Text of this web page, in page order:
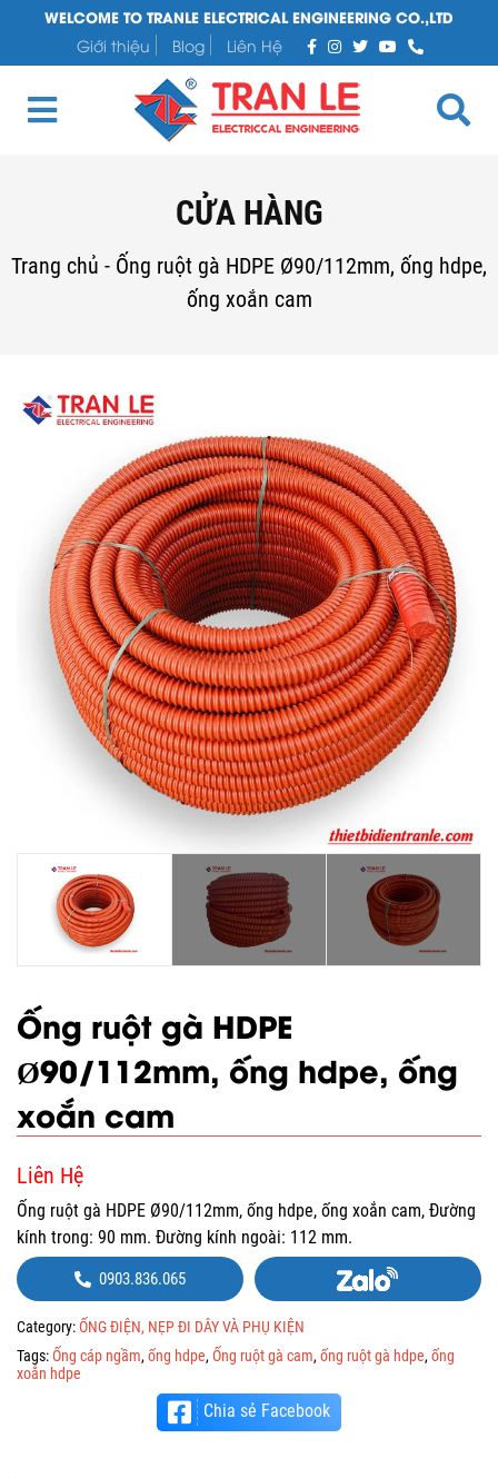
WELCOME TO TRANLE ELECTRICAL ENGINEERING CO.,LTD
Giới thiệu
Blog Liên Hệ
CỬA HÀNG
Trang chủ - Ống ruột gà HDPE Ø90/112mm, ống hdpe,
ống xoắn cam
Ống ruột gà HDPE
Ø90/112mm, ống hdpe, ống
xoắn cam
Liên Hệ
Ống ruột gà HDPE Ø90/112mm, ống hdpe, ống xoắn cam, Đường
kính trong: 90 mm. Đường kính ngoài: 112 mm.
0903.836.065
Category:ỐNG ĐIỆN, NẸP ĐI DÂY VÀ PHỤ KIỆN
Tags:Ống cáp ngầm, ống hdpe, Ống ruột gà cam, ống ruột gà hdpe, ống
xoắn hdpe
Chia sẻ Facebook